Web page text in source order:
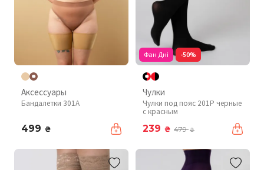
Аксессуары
Бандалетки 301A
499 ₴
Фан Дні -50%
Чулки
Чулки под пояс 201P черные
с красным
239 ₴ 479₴